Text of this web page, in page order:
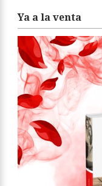
Ya a la venta